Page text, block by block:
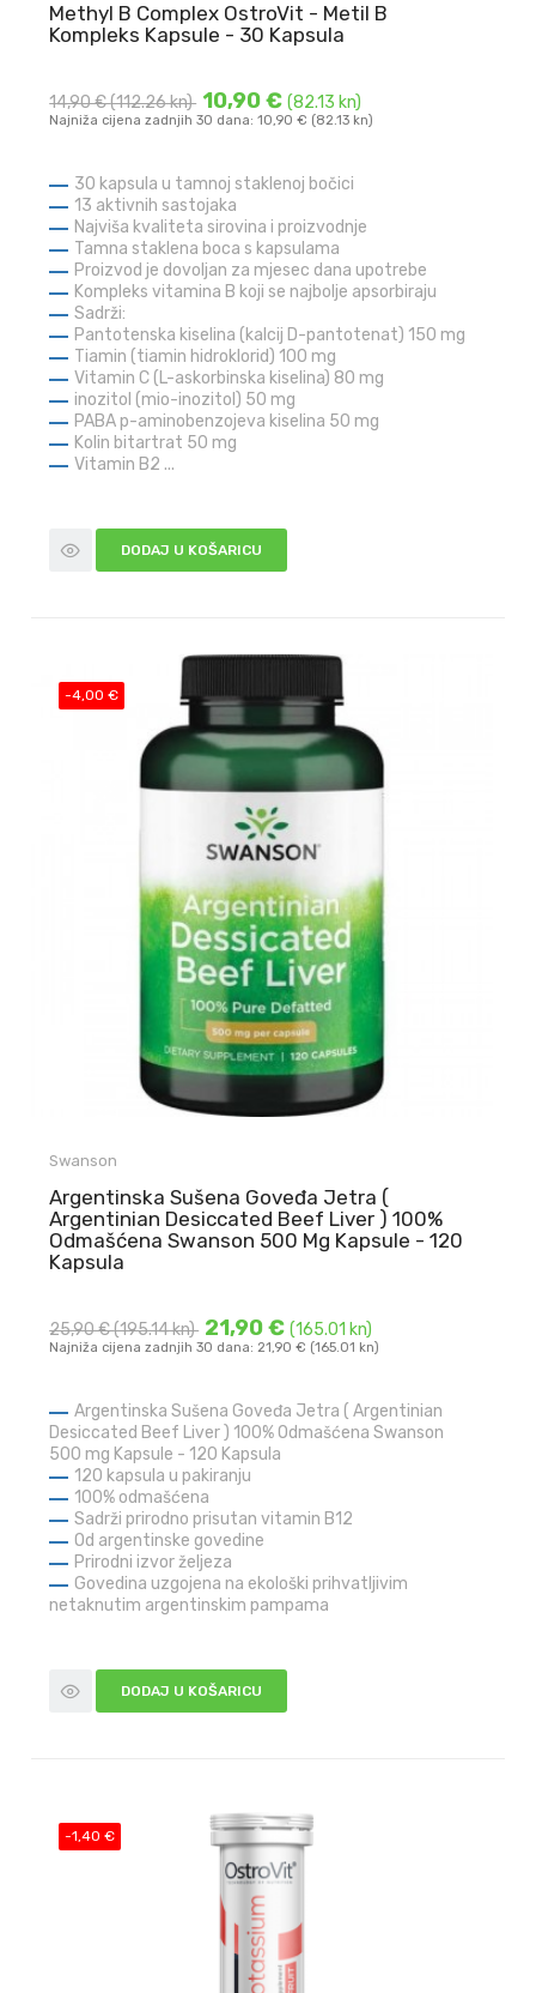
Methyl B Complex OstroVit - Metil B
Kompleks Kapsule - 30 Kapsula
14,90 €(112.26 kn) 10,90 €(82.13 kn)
Najniža cijena zadnjih 30 dana: 10,90 € (82.13 kn)
30 kapsula u tamnoj staklenoj bočici
13 aktivnih sastojaka
Najviša kvaliteta sirovina i proizvodnje
Tamna staklena boca s kapsulama
Proizvod je dovoljan za mjesec dana upotrebe
Kompleks vitamina B koji se najbolje apsorbiraju
Sadrži:
Pantotenska kiselina (kalcij D-pantotenat) 150 mg
Tiamin (tiamin hidroklorid) 100 mg
Vitamin C (L-askorbinska kiselina) 80 mg
inozitol (mio-inozitol) 50 mg
PABA p-aminobenzojeva kiselina 50 mg
Kolin bitartrat 50 mg
Vitamin B2 ...
DODAJ U KOŠARICU
-4,00 €
Swanson
Argentinska Sušena Goveđa Jetra (
Argentinian Desiccated Beef Liver ) 100%
Odmašćena Swanson 500 Mg Kapsule - 120
Kapsula
25,90 €(195.14 kn) 21,90 €(165.01 kn)
Najniža cijena zadnjih 30 dana: 21,90 € (165.01 kn)
Argentinska Sušena Goveđa Jetra ( Argentinian
Desiccated Beef Liver ) 100% Odmašćena Swanson
500 mg Kapsule - 120 Kapsula
120 kapsula u pakiranju
100% odmašćena
Sadrži prirodno prisutan vitamin B12
Od argentinske govedine
Prirodni izvor željeza
Govedina uzgojena na ekološki prihvatljivim
netaknutim argentinskim pampama
DODAJ U KOŠARICU
-1,40 €